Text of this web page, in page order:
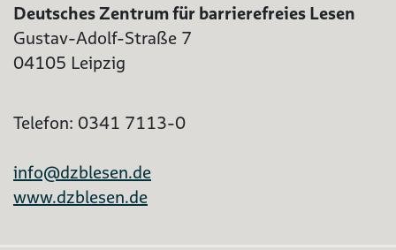
Deutsches Zentrum für barrierefreies Lesen
Gustav-Adolf-Straße 7
04105 Leipzig
Telefon: 0341 7113-0
info@dzblesen.de
www.dzblesen.de